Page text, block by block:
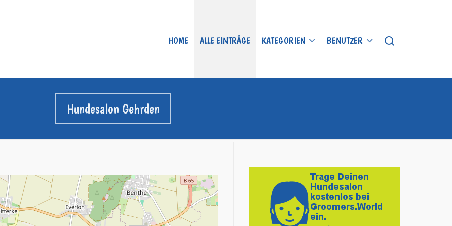
HOME ALLE EINTRÄGE KATEGORIEN BENUTZER
Hundesalon Gehrden